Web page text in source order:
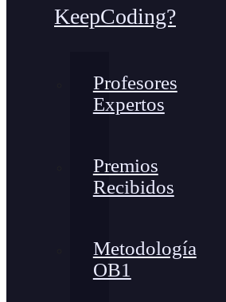
KeepCoding?
Profesores
Expertos
Premios
Recibidos
Metodología
OB1